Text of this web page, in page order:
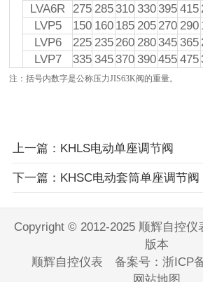
LVA6R
275 285310 330395 415
LVP5
150 160 185 205 270 290
LVP6
225 235 260 280345 365
LVP7
335 345370 390455 475
注：括号内数字是公称压力JIS63K阀的重量。
上一篇：KHLS电动单座调节阀
下一篇：KHSC电动套筒单座调节阀
Copyright © 2012-2025 顺辉自控仪
版本
顺辉自控仪表 备案号： 浙ICP